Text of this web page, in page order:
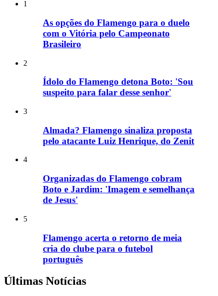
1
As opções do Flamengo para o duelo
com o Vitória pelo Campeonato
Brasileiro
2
Ídolo do Flamengo detona Boto: 'Sou
suspeito para falar desse senhor'
3
Almada? Flamengo sinaliza proposta
pelo atacante Luiz Henrique, do Zenit
4
Organizadas do Flamengo cobram
Boto e Jardim: 'Imagem e semelhança
de Jesus'
5
Flamengo acerta o retorno de meia
cria do clube para o futebol
português
Últimas Notícias